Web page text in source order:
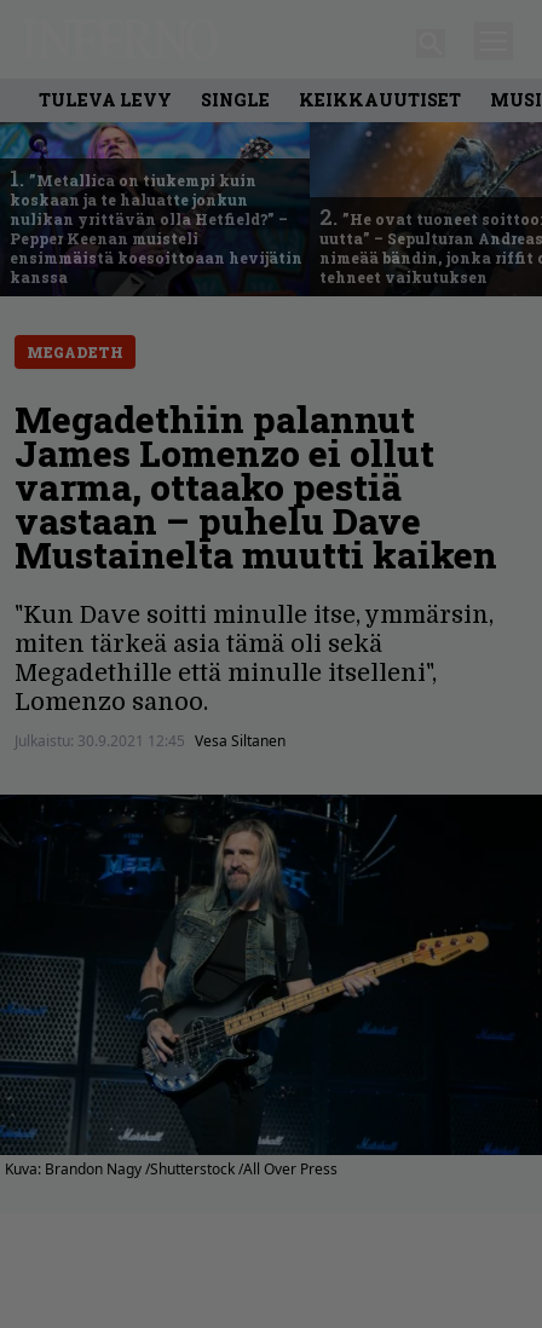
TULEVA LEVY SINGLE KEIKKAUUTISET
1. ”Metallica on tiukempi kuin
koskaan ja te haluatte jonkun
nulikan yrittävän olla Hetfield?” –
Pepper Keenan muisteli
ensimmäistä koesoittoaan hevijätin
kanssa
2. ”He ovat tuoneet
uutta” – Sepulturan
nimeää bändin, jonka riffit
tehneet vaikutuksen
MEGADETH
Megadethiin palannut
James Lomenzo ei ollut
varma, ottaako pestiä
vastaan – puhelu Dave
Mustainelta muutti kaiken
"Kun Dave soitti minulle itse, ymmärsin,
miten tärkeä asia tämä oli sekä
Megadethille että minulle itselleni",
Lomenzo sanoo.
Julkaistu: 30.9.2021 12:45 Vesa Siltanen
Kuva: Brandon Nagy /Shutterstock /All Over Press